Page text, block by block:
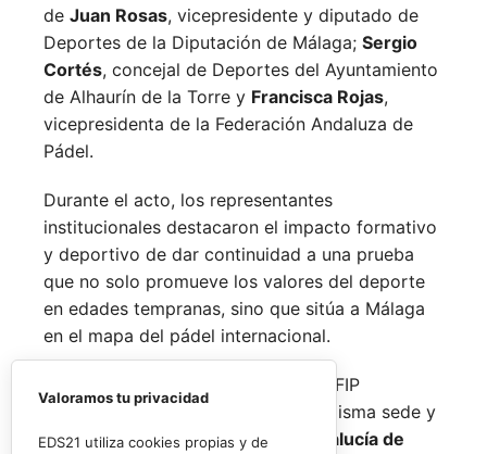
de Juan Rosas, vicepresidente y diputado de
Deportes de la Diputación de Málaga; Sergio
Cortés, concejal de Deportes del Ayuntamiento
de Alhaurín de la Torre y Francisca Rojas,
vicepresidenta de la Federación Andaluza de
Pádel.
Durante el acto, los representantes
institucionales destacaron el impacto formativo
y deportivo de dar continuidad a una prueba
que no solo promueve los valores del deporte
en edades tempranas, sino que sitúa a Málaga
en el mapa del pádel internacional.
De forma paralela al desarrollo del FIP
Promises, la FAP organizará en la misma sede y
fechas losInternacionales de Andalucía de
Valoramos tu privacidad
EDS21 utiliza cookies propias y de